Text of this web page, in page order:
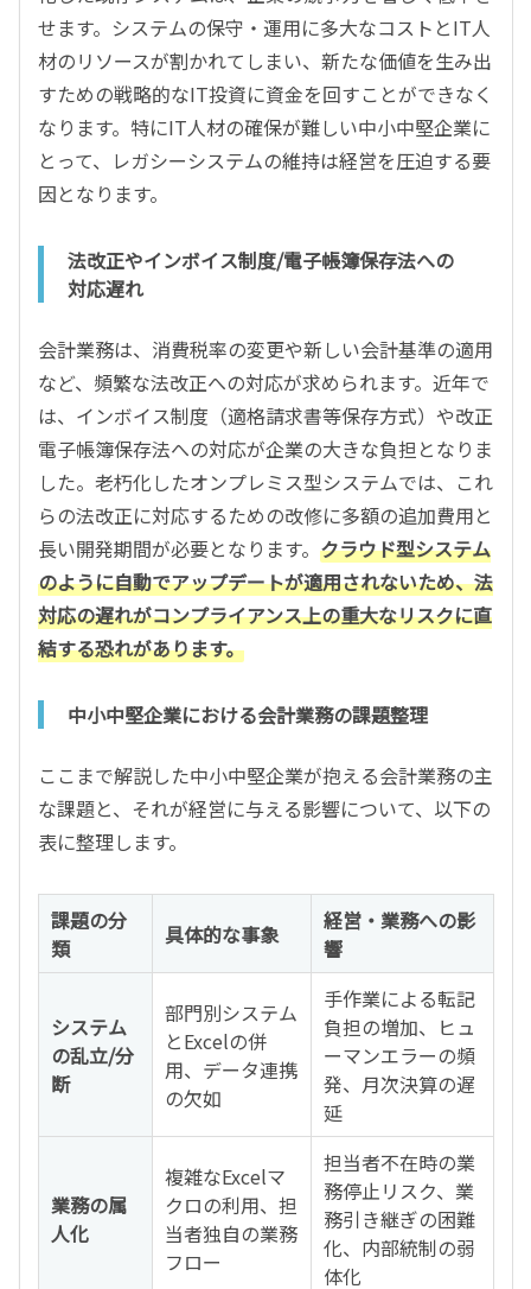
せます。システムの保守・運用に多大なコストとIT人
材のリソースが割かれてしまい、新たな価値を生み出
すための戦略的なIT投資に資金を回すことができなく
なります。特にIT人材の確保が難しい中小中堅企業に
とって、レガシーシステムの維持は経営を圧迫する要
因となります。
法改正やインボイス制度/電子帳簿保存法への
対応遅れ
会計業務は、消費税率の変更や新しい会計基準の適用
など、頻繁な法改正への対応が求められます。近年で
は、インボイス制度（適格請求書等保存方式）や改正
電子帳簿保存法への対応が企業の大きな負担となりま
した。老朽化したオンプレミス型システムでは、これ
らの法改正に対応するための改修に多額の追加費用と
長い開発期間が必要となります。 クラウド型システム
のように自動でアップデートが適用されないため、法
対応の遅れがコンプライアンス上の重大なリスクに直
結する恐れがあります。
中小中堅企業における会計業務の課題整理
ここまで解説した中小中堅企業が抱える会計業務の主
な課題と、それが経営に与える影響について、以下の
表に整理します。
課題の分
類
具体的な事象
経営・業務への影
響
システム
の乱立/分
断
部門別システム
とExcelの併
用、データ連携
の欠如
手作業による転記
負担の増加、ヒュ
ーマンエラーの頻
発、月次決算の遅
延
業務の属
人化
複雑なExcelマ
クロの利用、担
当者独自の業務
フロー
担当者不在時の業
務停止リスク、業
務引き継ぎの困難
化、内部統制の弱
体化